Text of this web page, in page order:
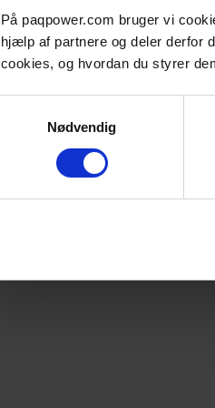
På paqpower.com bruger vi
hjælp af partnere og deler derfor
cookies, og hvordan du styrer
Nødvendig